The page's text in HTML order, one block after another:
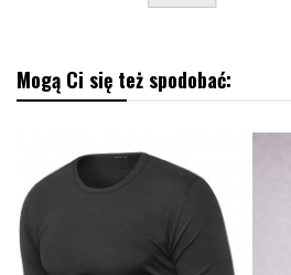
Mogą Ci się też spodobać: